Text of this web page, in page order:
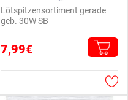
Lötspitzensortiment gerade
geb. 30W SB
7,99€